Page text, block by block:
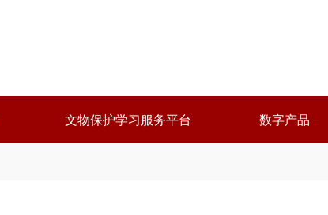
文物保护学习服务平台 数字产品